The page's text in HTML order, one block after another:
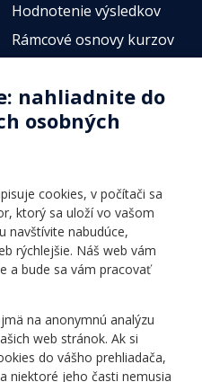
Hodnotenie výsledkov
Rámcové osnovy kurzov
Online testy
Rozvrh hodín
Ochrana osobných
údajov
Všeobecné obchodné
nahliadnite do
osobných
cookies, v počítači sa
ktorý sa uloží vo vašom
navštívite nabudúce,
rýchlejšie. Náš web vám
a bude sa vám pracovať
na anonymnú analýzu
web stránok. Ak si
do vášho prehliadača,
niektoré jeho časti nemusia